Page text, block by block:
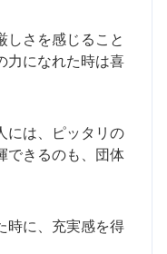
しさを感じること
力になれた時は喜
には、ピッタリの
できるのも、団体
時に、充実感を得